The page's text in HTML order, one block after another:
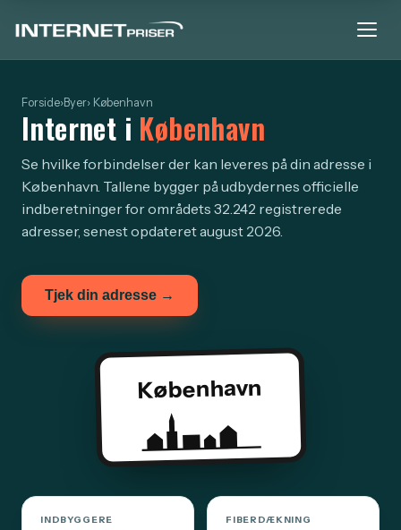
Forside›Byer› København
Internet i København
Se hvilke forbindelser der kan leveres på din adresse i
København. Tallene bygger på udbydernes officielle
indberetninger for områdets 32.242 registrerede
adresser, senest opdateret august 2026.
Tjek din adresse →
København
INDBYGGERE FIBERDÆKNING